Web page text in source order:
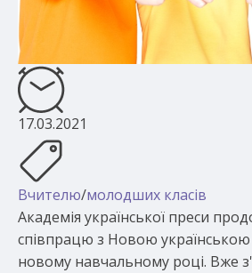
17.03.2021
Вчителю/молодших класів
Академія української преси
співпрацю з Новою
новому навчальному році. Вже